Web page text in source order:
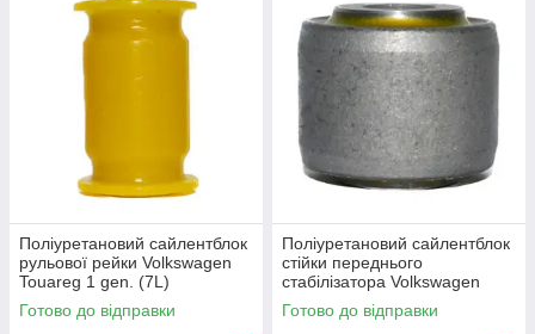
Поліуретановий сайлентблок
рульової рейки Volkswagen
Touareg 1 gen. (7L)
Кроссовер (2002-2010) v19
Готово до відправки
Поліуретановий сайлентблок
стійки переднього
стабілізатора Volkswagen
Touareg 1 gen. (7L)
Кроссовер (2002-2010) v19
Готово до відправки